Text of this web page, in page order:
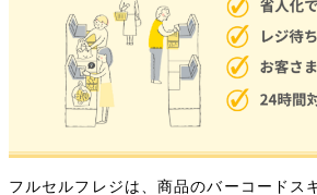
フルセルフレジは、商品のバーコードス